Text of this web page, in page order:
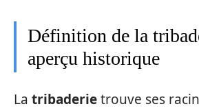
Définition de la
aperçu historique
La tribaderietrouve ses